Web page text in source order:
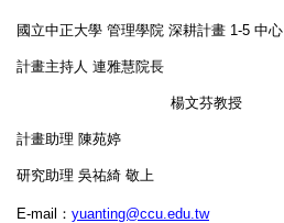
國立中正大學 管理學院 深耕計畫 1-5 中心
計畫主持人 連雅慧院長
楊文芬教授
計畫助理 陳苑婷
研究助理 吳祐綺 敬上
E-mail ： yuanting@ccu.edu.tw